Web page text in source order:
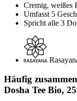
Cremig, weißes
Umfasst 5
Spricht alle 3
Häufig
Dosha Tee Bio,